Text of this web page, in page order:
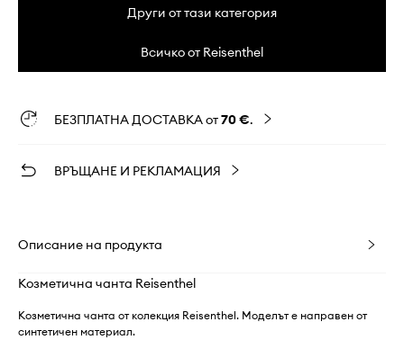
Други от тази категория
Всичко от Reisenthel
БЕЗПЛАТНА ДОСТАВКА от70 €.
ВРЪЩАНЕ И РЕКЛАМАЦИЯ
Описание на продукта
Козметична чанта Reisenthel
Козметична чанта от колекция Reisenthel. Моделът е направен от
синтетичен материал.